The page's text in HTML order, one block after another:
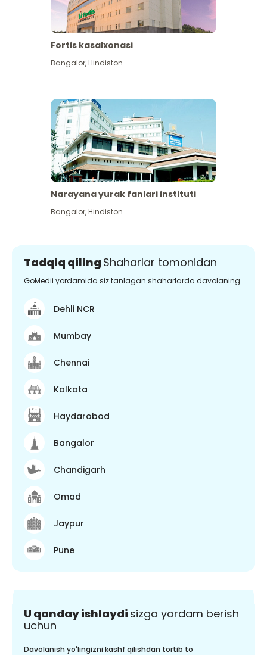
Fortis kasalxonasi
Bangalor,Hindiston
Narayana yurak fanlari instituti
Bangalor,Hindiston
Tadqiq qiling Shaharlar tomonidan
GoMedii yordamida siz tanlagan shaharlarda davolaning
Dehli NCR
Mumbay
Chennai
Kolkata
Haydarobod
Bangalor
Chandigarh
Omad
Jaypur
Pune
U qanday ishlaydi sizga yordam berish
uchun
Davolanish yo'lingizni kashf qilishdan tortib to